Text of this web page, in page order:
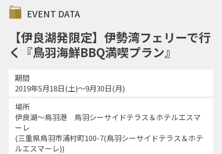
EVENT DATA
【伊良湖発限定】伊勢湾フェリーで行
く『鳥羽海鮮BBQ満喫プラン』
期間
2019年5月18日(土)～9月30日(月)
場所
伊良湖～鳥羽港 鳥羽シーサイドテラス＆ホテルエスマ
ーレ
(三重県鳥羽市浦村町100-7(鳥羽シーサイドテラス＆ホテ
ルエスマーレ))